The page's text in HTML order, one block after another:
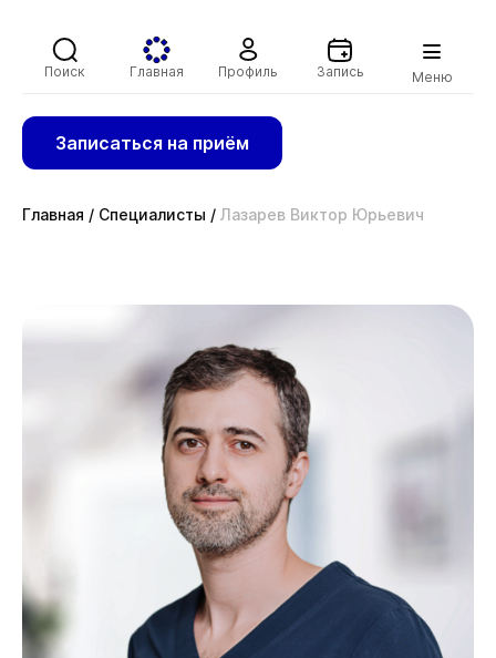
Поиск Главная Профиль Запись Меню
Записаться на приём
Главная / Специалисты / Лазарев Виктор Юрьевич